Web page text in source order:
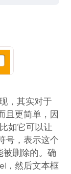
，其实对于
且更简单，因
如它可以让
号，表示这个
被删除的。确
，然后文本框